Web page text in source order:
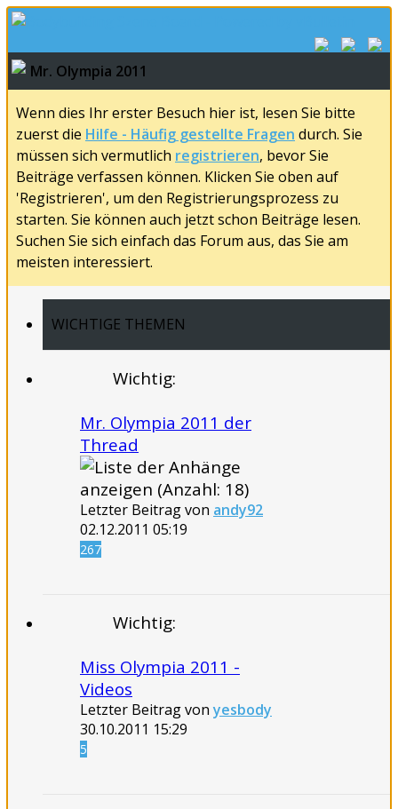
Mr. Olympia 2011
Wenn dies Ihr erster Besuch hier ist, lesen Sie bitte
zuerst die Hilfe - Häufig gestellte Fragen durch. Sie
müssen sich vermutlich registrieren, bevor Sie
Beiträge verfassen können. Klicken Sie oben auf
'Registrieren', um den Registrierungsprozess zu
starten. Sie können auch jetzt schon Beiträge lesen.
Suchen Sie sich einfach das Forum aus, das Sie am
meisten interessiert.
WICHTIGE THEMEN
Wichtig:
Mr. Olympia 2011 der
Thread
Letzter Beitrag von andy92
02.12.2011 05:19
267
Wichtig:
Miss Olympia 2011 -
Videos
Letzter Beitrag vonyesbody
30.10.2011 15:29
5